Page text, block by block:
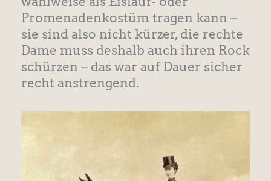
Promenadenkostüm tragen kann –
sie sind also nicht kürzer, die rechte
Dame muss deshalb auch ihren Rock
schürzen – das war auf Dauer sicher
recht anstrengend.